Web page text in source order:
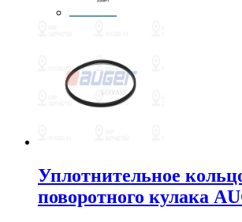
Уплотнительное
поворотного кулака